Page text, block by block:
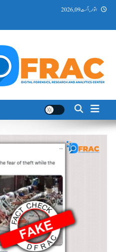
Skip اتوار, اگست 09, 2026
DFRAC_ORG